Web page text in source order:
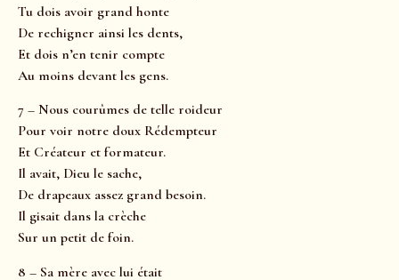
Tu dois avoir grand honte
De rechigner ainsi les dents,
Et dois n’en tenir compte
Au moins devant les gens.
7 – Nous courûmes de telle roideur
Pour voir notre doux Rédempteur
Et Créateur et formateur.
Il avait, Dieu le sache,
De drapeaux assez grand besoin.
Il gisait dans la crèche
Sur un petit de foin.
8 – Sa mère avec lui était